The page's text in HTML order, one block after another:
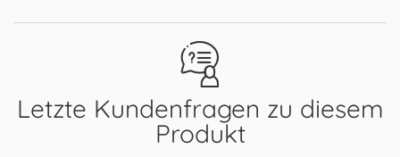
Letzte Kundenfragen zu diesem
Produkt